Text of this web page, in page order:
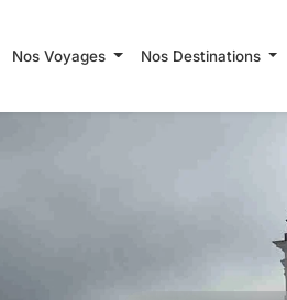
Nos Voyages Nos Destinations